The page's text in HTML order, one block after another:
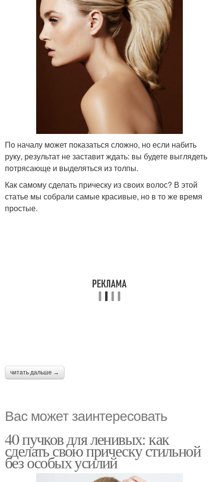
По началу может показаться сложно, но если набить
руку, результат не заставит ждать: вы будете выглядеть
потрясающе и выделяться из толпы.
Как самому сделать прическу из своих волос? В этой
статье мы собрали самые красивые, но в то же время
простые.
читать дальше →
Вас может заинтересовать
40 пучков для ленивых: как
сделать свою прическу стильной
без особых усилий